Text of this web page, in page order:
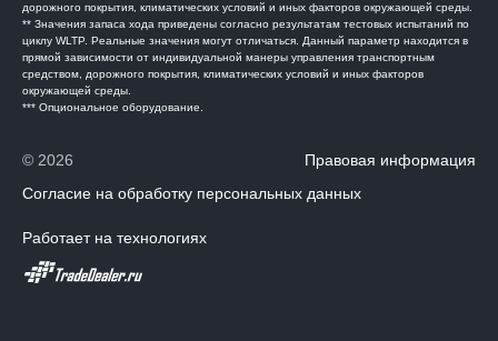
дорожного покрытия, климатических условий и иных факторов окружающей среды.
** Значения запаса хода приведены согласно результатам тестовых испытаний по
циклу WLTP. Реальные значения могут отличаться. Данный параметр находится в
прямой зависимости от индивидуальной манеры управления транспортным
средством, дорожного покрытия, климатических условий и иных факторов
окружающей среды.
*** Опциональное оборудование.
© 2026
Правовая информация
Согласие на обработку персональных данных
Работает на технологиях